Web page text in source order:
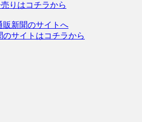
売りはコチラから
のサイトはコチラから